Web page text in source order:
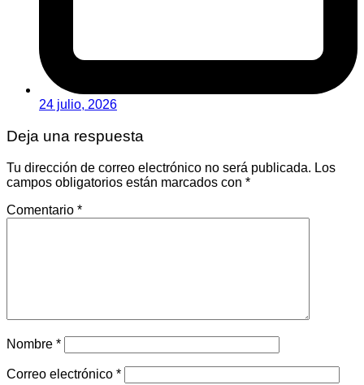
24 julio, 2026
Deja una respuesta
Tu dirección de correo electrónico no será publicada. Los
campos obligatorios están marcados con *
Comentario *
Nombre *
Correo electrónico *